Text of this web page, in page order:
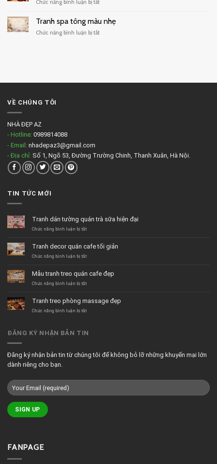
quán
đẹp
Chức năng bình luận bị tắtở
treo
phòng
massage
Tranh spa tông màu nhẹ
Chức năng bình luận bị tắtở
VỀ CHÚNG TÔI
NHÀ ĐẸP AZ
- Hotline: 0989814088
- Email: nhadepaz3@gmail.com
- Địa chỉ: Số 1, Ngõ 53, Đường Trường Chinh, Thanh Xuân, Hà Nội.
TIN TỨC MỚI
Tranh dán tường quán trà sữa hiện đại
Chức năng bình luận bị tắtở
tường
quán
hiện
đại
Tranh decor quán cafe tối giản
Chức năng bình luận bị tắtở
quán
cafe
Mẫu tranh treo quán cafe đẹp
Chức năng bình luận bị tắtở
treo
quán
Tranh treo phòng massage đẹp
Chức năng bình luận bị tắtở
phòng
ĐĂNG KÝ NHẬN BẢN TIN
Đăng ký nhận bản tin từ chúng tôi để không bỏ lỡ những khuyến mại lớn
dành riêng cho bạn.
FANPAGE